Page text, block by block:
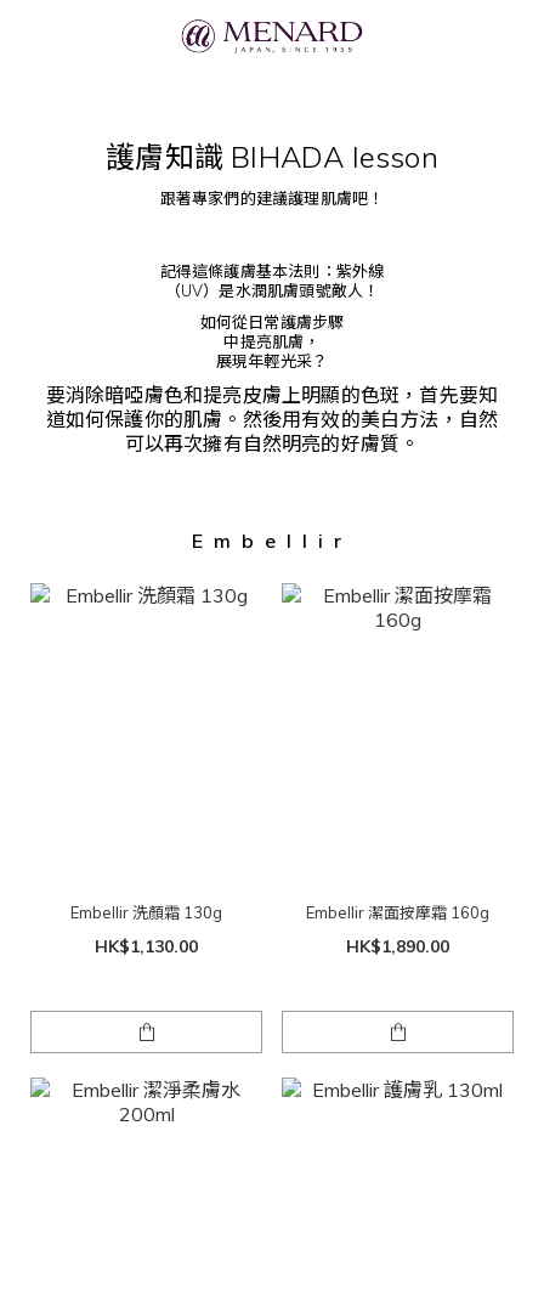
護膚知識 BIHADA lesson
跟著專家們的建議護理肌膚吧！
記得這條護膚基本法則：紫外線
（UV）是水潤肌膚頭號敵人！
如何從日常護膚步驟
中提亮肌膚，
展現年輕光采？
要消除暗啞膚色和提亮皮膚上明顯的色斑，首先要知
道如何保護你的肌膚。然後用有效的美白方法，自然
可以再次擁有自然明亮的好膚質。
Embellir
Embellir 洗顏霜 130g
HK$1,130.00
Embellir 潔面按摩霜 160g
HK$1,890.00